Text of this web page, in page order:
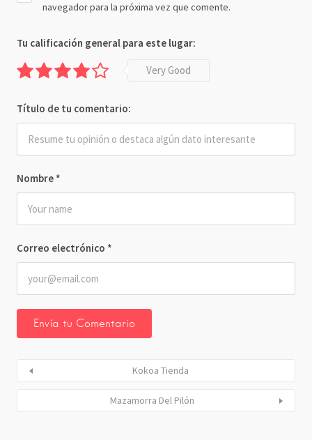
Nombre *
Correo electrónico *
navegador para la próxima vez que comente.
Tu calificación general para este lugar:
Very Good
Título de tu comentario:
Kokoa Tienda
Mazamorra Del Pilón